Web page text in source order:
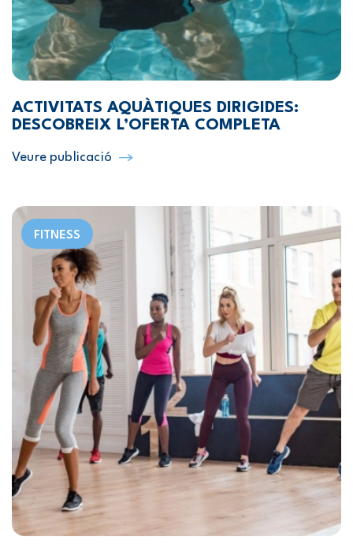
ACTIVITATS AQUÀTIQUES DIRIGIDES:
DESCOBREIX L’OFERTA COMPLETA
Veure publicació
FITNESS